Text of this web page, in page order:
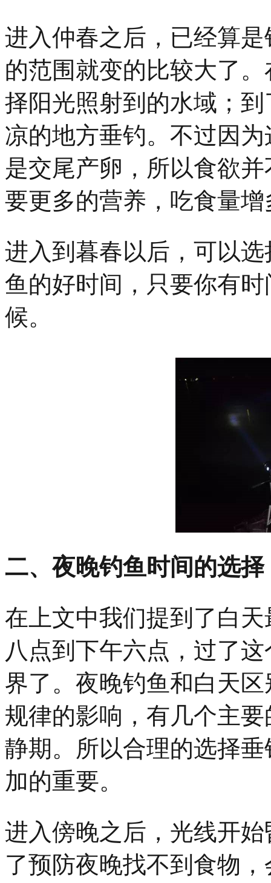
进入仲春之后，已经算
的范围就变的比较大了
择阳光照射到的水域；
凉的地方垂钓。不过因
是交尾产卵，所以食欲
要更多的营养，吃食量
进入到暮春以后，可以
鱼的好时间，只要你有
候。
二、夜晚钓鱼时间的选择
在上文中我们提到了白
八点到下午六点，过了
界了。夜晚钓鱼和白天
规律的影响，有几个主
静期。所以合理的选择
加的重要。
进入傍晚之后，光线开
了预防夜晚找不到食物